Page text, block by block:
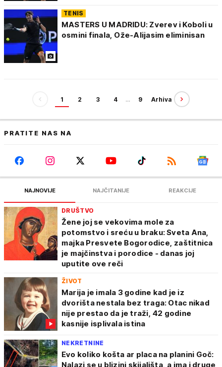
TENIS
MASTERS U MADRIDU: Zverev i Koboli u
osmini finala, Ože-Alijasim eliminisan
1 2 3 4 … 9 Arhiva
PRATITE NAS NA
NAJNOVIJE NAJČITANIJE REAKCIJE
DRUŠTVO
Žene joj se vekovima mole za
potomstvo i sreću u braku: Sveta Ana,
majka Presvete Bogorodice, zaštitnica
je majčinstva i porodice - danas joj
uputite ove reči
ŽIVOT
Marija je imala 3 godine kad je iz
dvorišta nestala bez traga: Otac nikad
nije prestao da je traži, 42 godine
kasnije isplivala istina
NEKRETNINE
Evo koliko košta ar placa na planini Goč:
Nalazi se u blizini skijališta, a ima i druge